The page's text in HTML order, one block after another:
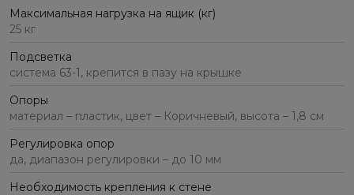
Максимальная нагрузка на ящик (кг)
25 кг
Подсветка
система 63-1, крепится в пазу на крышке
Опоры
материал – пластик, цвет – Коричневый, высота – 1,8 см
Регулировка опор
да, диапазон регулировки – до 10 мм
Необходимость крепления к стене